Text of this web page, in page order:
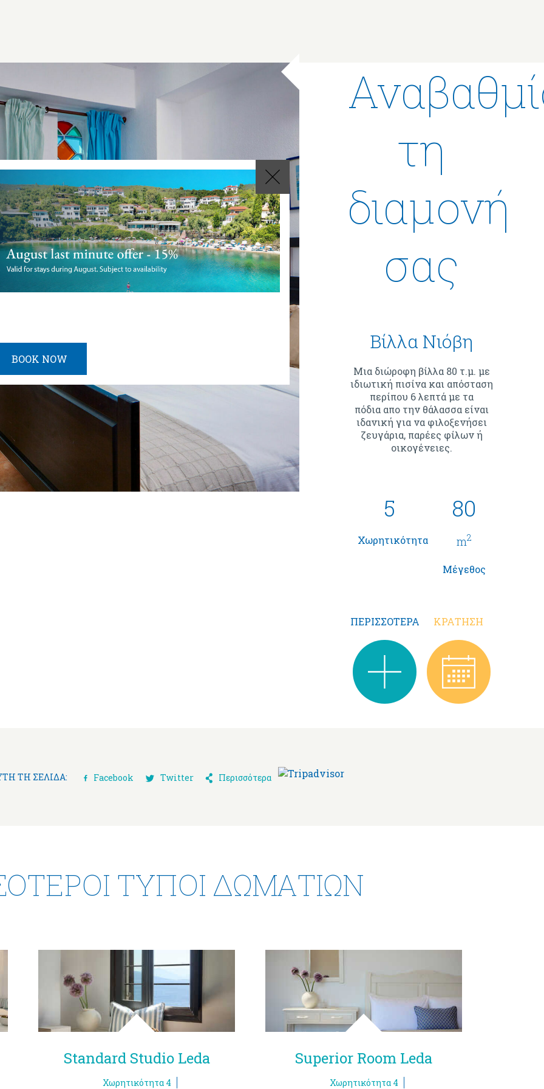
τη
διαμονή
σας
Βίλλα Νιόβη
Μια διώροφη βίλλα 80 τ.μ. με
ιδιωτική πισίνα και απόσταση
περίπου 6 λεπτά με τα
πόδια απο την θάλασσα είναι
ιδανική για να φιλοξενήσει
ζευγάρια, παρέες φίλων ή
οικογένειες.
5
Χωρητικότητα
80
m2
Μέγεθος
ΠΕΡΙΣΣΌΤΕΡΑ ΚΡΆΤΗΣΗ
ΤΗ ΣΕΛΊΔΑ: Facebook Twitter Περισσότερα
ΤΎΠΟΙ ΔΩΜΑΤΊΩΝ
Standard Studio Leda
Χωρητικότητα 4
Superior Room Leda
Χωρητικότητα 4
BOOK NOW